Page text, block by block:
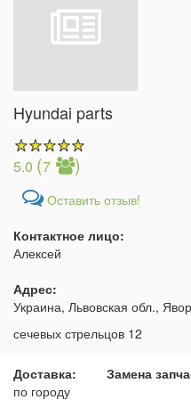
Hyundai parts
5.0 (7 )
Оставить отзыв!
Контактное лицо:
Алексей
Адрес:
Украина, Львовская обл.,
сечевых стрельцов 12
Доставка:
по городу
Замена